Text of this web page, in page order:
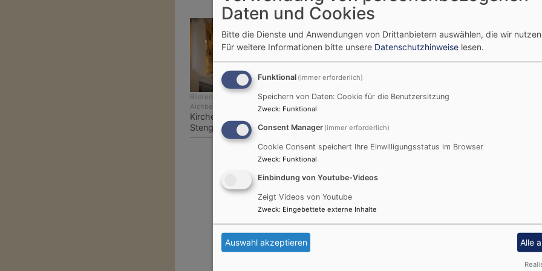
Bildrechte
Michael von
Aichberger
Kirchenmusikdirektor Peter
Stenglein
Peter Stenglein absolvierte sein
der Fachakademie für evangelische
(Orgel: Helmut Plattner) und an der
für Musik Würzburg (Orgel: Gerhard
Fürstenfeldbruck.
Seit 1. Februar 1992 ist er Stadtkantor
Kirche, Leiter des Coburger Bachchores
„Musica Mauritiana“, einer Konzertreihe mit
Oratorienaufführungen, Chor- Orgel- und
Leiter der Kantorei, der Kinder- und
Posaunenchors St. Moriz.
Von 1995 bis 1998 und seit 2003 hat er
für Liturgisches Orgelspiel an der
Daten und Cookies
Bitte die Dienste und Anwendungen von Drittanbietern auswählen, die wir
Für weitere Informationen bitte unsere Datenschutzhinweise lesen.
Funktional (immer erforderlich)
Speichern von Daten: Cookie für die Benutzersitzung
Zweck: Funktional
Consent Manager (immer erforderlich)
Cookie Consent speichert Ihre Einwilligungsstatus im Browser
Zweck: Funktional
Einbindung von Youtube-Videos
Zeigt Videos von Youtube
Zweck: Eingebettete externe Inhalte
Auswahl akzeptieren Alle